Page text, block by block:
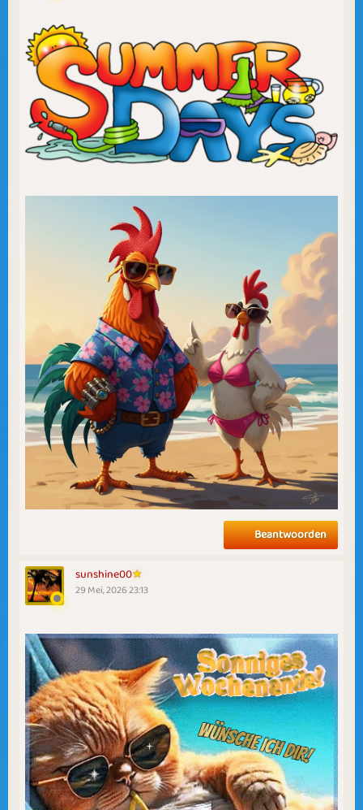
Beantwoorden
sunshine00
29 Mei, 2026 23:13